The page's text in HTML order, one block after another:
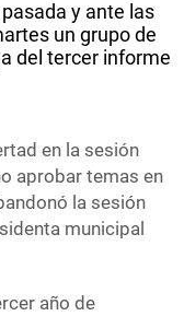
y ante las
un grupo de
del tercer informe
en la sesión
aprobar temas en
la sesión
municipal
año de